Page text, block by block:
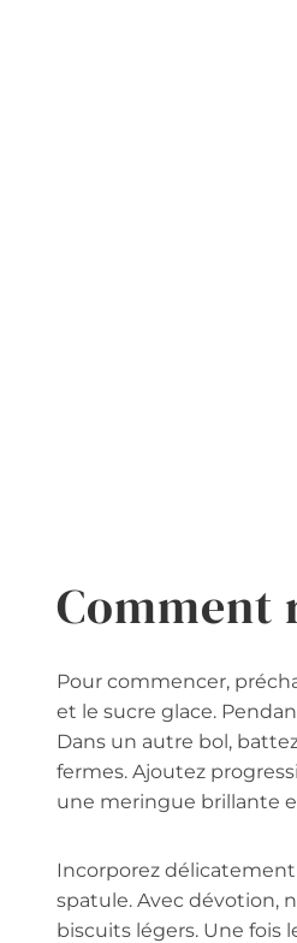
Comment
Pour commencer,
et le sucre glace.
Dans un autre bol,
fermes. Ajoutez
une meringue brillante
Incorporez
spatule. Avec dévotion,
biscuits légers. Une fois